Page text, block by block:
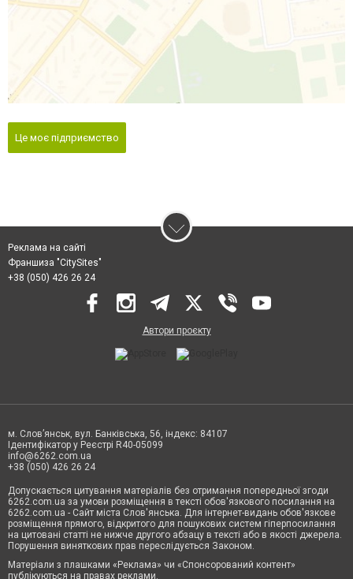
Це моє підприємство
Реклама на сайті
Франшиза "CitySites"
+38 (050) 426 26 24
Автори проєкту
м. Слов’янськ, вул. Банківська, 56, індекс: 84107
Ідентифікатор у Реєстрі R40-05099
info@6262.com.ua
+38 (050) 426 26 24
Допускається цитування матеріалів без отримання попередньої згоди
6262.com.ua за умови розміщення в тексті обов'язкового посилання на
6262.com.ua - Сайт міста Слов'янська. Для інтернет-видань обов'язкове
розміщення прямого, відкритого для пошукових систем гіперпосилання
на цитовані статті не нижче другого абзацу в тексті або в якості джерела.
Порушення виняткових прав переслідується Законом.
Матеріали з плашками «Реклама» чи «Спонсорований контент»
публікуються на правах реклами.